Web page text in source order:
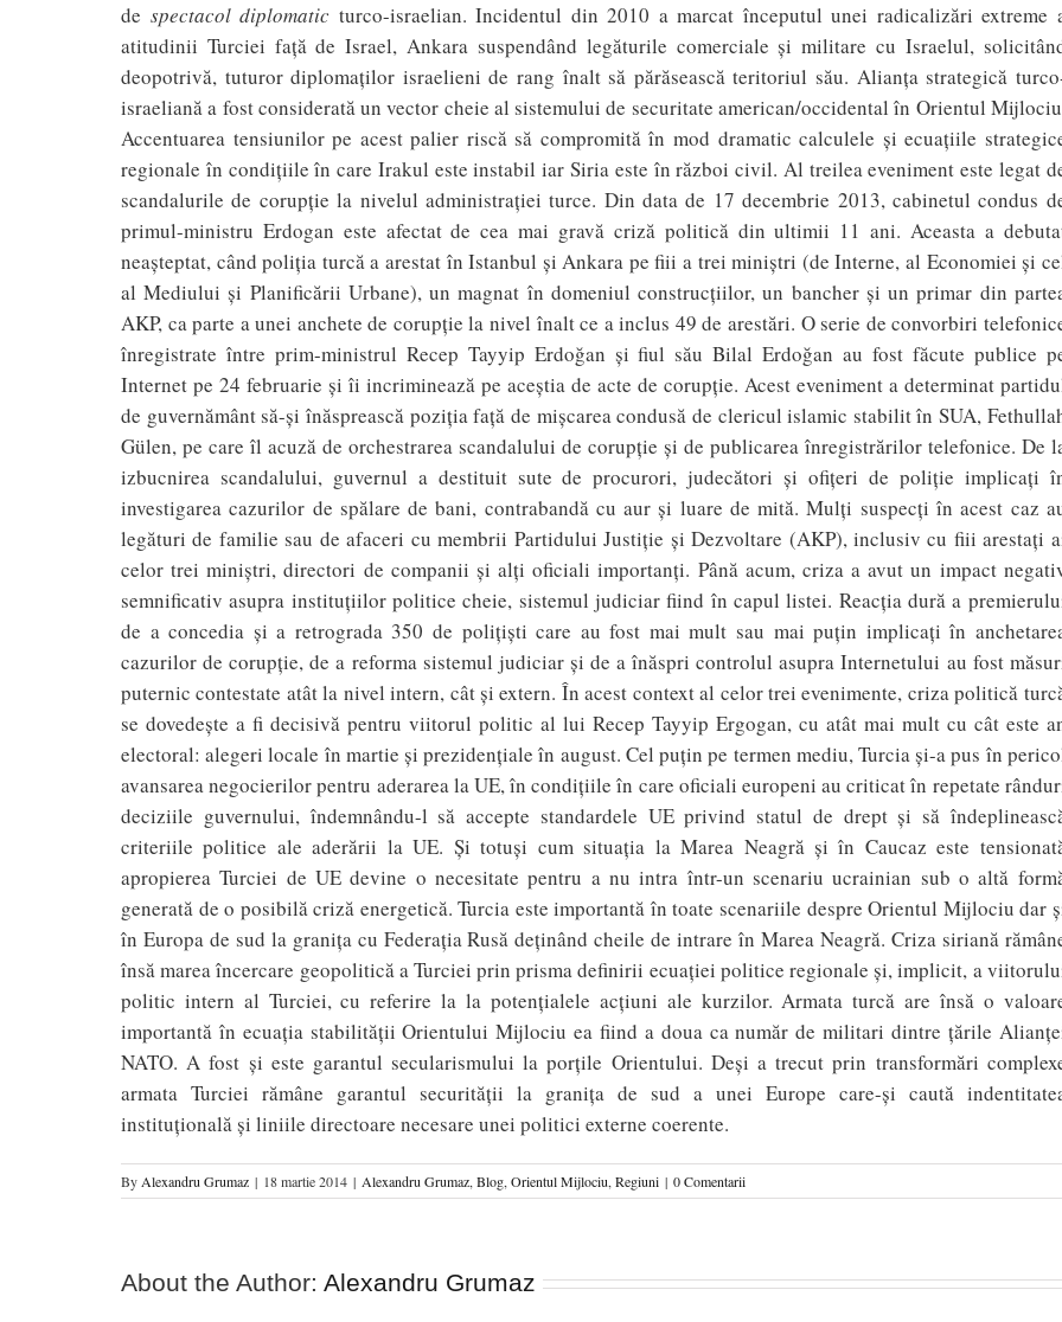
de spectacol diplomatic turco-israelian. Incidentul din 2010 a marcat începutul unei radicalizări extreme
atitudinii Turciei faţă de Israel, Ankara suspendând legăturile comerciale şi militare cu Israelul,
deopotrivă, tuturor diplomaţilor israelieni de rang înalt să părăsească teritoriul său. Alianţa strategică
israeliană a fost considerată un vector cheie al sistemului de securitate american/occidental în Orientul
Accentuarea tensiunilor pe acest palier riscă să compromită în mod dramatic calculele şi ecuaţiile
regionale în condițiile în care Irakul este instabil iar Siria este în război civil. Al treilea eveniment este legat
scandalurile de corupție la nivelul administrației turce. Din data de 17 decembrie 2013, cabinetul condus
primul-ministru Erdogan este afectat de cea mai gravă criză politică din ultimii 11 ani. Aceasta a
neaşteptat, când poliţia turcă a arestat în Istanbul şi Ankara pe fiii a trei miniştri (de Interne, al Economiei şi
al Mediului şi Planificării Urbane), un magnat în domeniul construcţiilor, un bancher şi un primar din
AKP, ca parte a unei anchete de corupţie la nivel înalt ce a inclus 49 de arestări. O serie de convorbiri
înregistrate între prim-ministrul Recep Tayyip Erdoğan şi fiul său Bilal Erdoğan au fost făcute publice
Internet pe 24 februarie şi îi incriminează pe aceştia de acte de corupţie. Acest eveniment a determinat
de guvernământ să-şi înăsprească poziţia faţă de mişcarea condusă de clericul islamic stabilit în SUA,
Gülen, pe care îl acuză de orchestrarea scandalului de corupţie şi de publicarea înregistrărilor telefonice. De
izbucnirea scandalului, guvernul a destituit sute de procurori, judecători şi ofiţeri de poliţie implicaţi
investigarea cazurilor de spălare de bani, contrabandă cu aur şi luare de mită. Mulţi suspecţi în acest caz
legături de familie sau de afaceri cu membrii Partidului Justiţie şi Dezvoltare (AKP), inclusiv cu fiii arestaţi
celor trei miniştri, directori de companii şi alţi oficiali importanţi. Până acum, criza a avut un impact
semnificativ asupra instituţiilor politice cheie, sistemul judiciar fiind în capul listei. Reacţia dură a
de a concedia şi a retrograda 350 de poliţişti care au fost mai mult sau mai puţin implicaţi în
cazurilor de corupţie, de a reforma sistemul judiciar şi de a înăspri controlul asupra Internetului au fost
puternic contestate atât la nivel intern, cât şi extern. În acest context al celor trei evenimente, criza politică
se dovedeşte a fi decisivă pentru viitorul politic al lui Recep Tayyip Ergogan, cu atât mai mult cu cât este
electoral: alegeri locale în martie şi prezidenţiale în august. Cel puţin pe termen mediu, Turcia şi-a pus în
avansarea negocierilor pentru aderarea la UE, în condiţiile în care oficiali europeni au criticat în repetate
deciziile guvernului, îndemnându-l să accepte standardele UE privind statul de drept şi să
criteriile politice ale aderării la UE. Și totuși cum situația la Marea Neagră și în Caucaz este
apropierea Turciei de UE devine o necesitate pentru a nu intra într-un scenariu ucrainian sub o altă
generată de o posibilă criză energetică. Turcia este importantă în toate scenariile despre Orientul Mijlociu dar
în Europa de sud la granița cu Federația Rusă deținând cheile de intrare în Marea Neagră. Criza siriană
însă marea încercare geopolitică a Turciei prin prisma definirii ecuaţiei politice regionale şi, implicit, a
politic intern al Turciei, cu referire la la potenţialele acţiuni ale kurzilor. Armata turcă are însă o
importantă în ecuația stabilității Orientului Mijlociu ea fiind a doua ca număr de militari dintre țările
NATO. A fost și este garantul secularismului la porțile Orientului. Deși a trecut prin transformări
armata Turciei rămâne garantul securității la granița de sud a unei Europe care-și caută
instituțională și liniile directoare necesare unei politici externe coerente.
By Alexandru Grumaz | 18 martie 2014 | Alexandru Grumaz, Blog, Orientul Mijlociu, Regiuni | 0 Comentarii
About the Author: Alexandru Grumaz